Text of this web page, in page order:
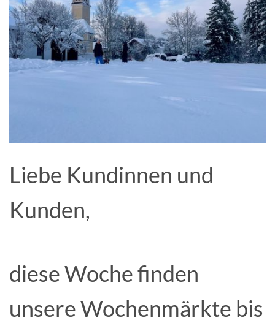
Liebe Kundinnen und
Kunden,
diese Woche finden
unsere Wochenmärkte bis